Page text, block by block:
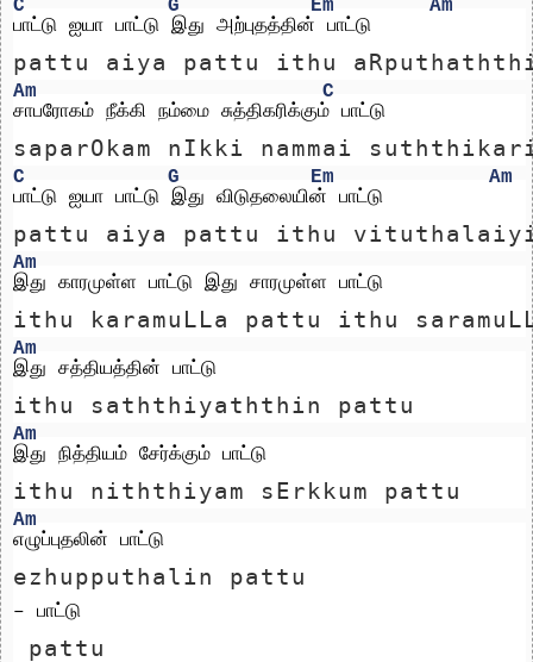
C G Em
Am
பாட்டு ஐயா பாட்டு இது அற்புதத்தின் பாட்டு
pattu aiya pattu ithu
Am
C
சாபரோகம் நீக்கி நம்மை சுத்திகரிக்கும் பாட்டு
saparOkam nIkki nammai
C G Em
Am
பாட்டு ஐயா பாட்டு இது விடுதலையின் பாட்டு
pattu aiya pattu ithu
Am
இது காரமுள்ள பாட்டு இது சாரமுள்ள பாட்டு
ithu karamuLLa pattu ithu
Am
இது சத்தியத்தின் பாட்டு
ithu saththiyaththin pattu
Am
இது நித்தியம் சேர்க்கும் பாட்டு
ithu niththiyam sErkkum pattu
Am
எழுப்புதலின் பாட்டு
ezhupputhalin pattu
– பாட்டு
pattu